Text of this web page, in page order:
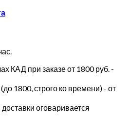
КАД при заказе от 1800 руб. -
1800, строго ко времени) - от
оговаривается